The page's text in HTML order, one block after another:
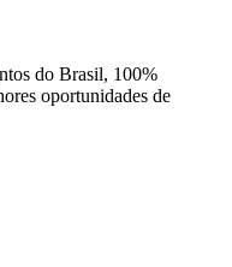
do Brasil, 100%
oportunidades de